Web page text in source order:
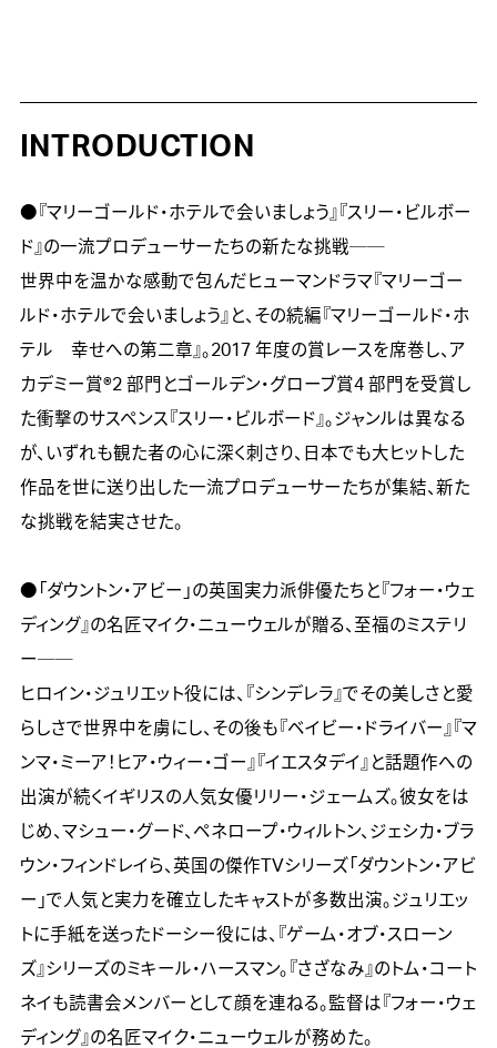
INTRODUCTION
●『マリーゴールド・ホテルで会いましょう』『スリー・ビルボー
ド』の一流プロデューサーたちの新たな挑戦──
世界中を温かな感動で包んだヒューマンドラマ『マリーゴー
ルド・ホテルで会いましょう』と、その続編『マリーゴールド・ホ
テル　幸せへの第二章』。2017 年度の賞レースを席巻し、ア
カデミー賞®2 部門とゴールデン・グローブ賞4 部門を受賞し
た衝撃のサスペンス『スリー・ビルボード』。ジャンルは異なる
が、いずれも観た者の心に深く刺さり、日本でも大ヒットした
作品を世に送り出した一流プロデューサーたちが集結、新た
な挑戦を結実させた。
●「ダウントン・アビー」の英国実力派俳優たちと『フォー・ウェ
ディング』の名匠マイク・ニューウェルが贈る、至福のミステリ
ー──
ヒロイン・ジュリエット役には、『シンデレラ』でその美しさと愛
らしさで世界中を虜にし、その後も『ベイビー・ドライバー』『マ
ンマ・ミーア！ヒア・ウィー・ゴー』『イエスタデイ』と話題作への
出演が続くイギリスの人気女優リリー・ジェームズ。彼女をは
じめ、マシュー・グード、ペネロープ・ウィルトン、ジェシカ・ブラ
ウン・フィンドレイら、英国の傑作TVシリーズ「ダウントン・アビ
ー」で人気と実力を確立したキャストが多数出演。ジュリエッ
トに手紙を送ったドーシー役には、『ゲーム・オブ・スローン
ズ』シリーズのミキール・ハースマン。『さざなみ』のトム・コート
ネイも読書会メンバーとして顔を連ねる。監督は『フォー・ウェ
ディング』の名匠マイク・ニューウェルが務めた。